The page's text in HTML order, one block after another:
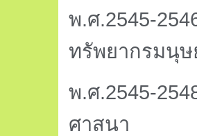
พ.ศ.2545-
ทรัพยากรมนุ
พ.ศ.2545-
ศาสนา